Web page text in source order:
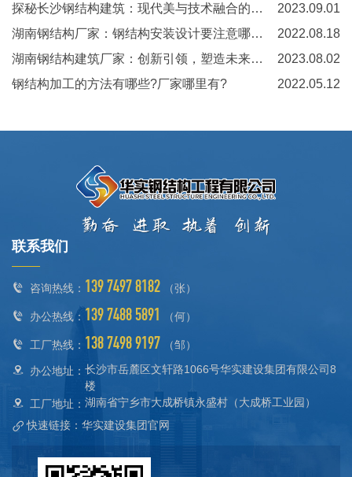
探秘长沙钢结构建筑：现代美与技术融合的典范
2023.09.01
湖南钢结构厂家：钢结构安装设计要注意哪些方面
2022.08.18
湖南钢结构建筑厂家：创新引领，塑造未来之城
2023.08.02
钢结构加工的方法有哪些?厂家哪里有?
2022.05.12
联系我们
咨询热线： 139 7497 8182（张）
办公热线： 139 7488 5891 （何）
工厂热线： 138 7498 9197 （邹）
办公地址： 长沙市岳麓区文轩路1066号华实建设集团有限公司8
楼
工厂地址： 湖南省宁乡市大成桥镇永盛村（大成桥工业园）
快速链接：华实建设集团官网